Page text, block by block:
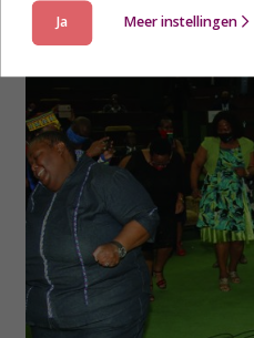
Ja Meer instellingen